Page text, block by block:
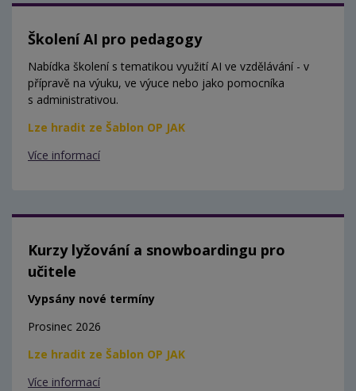
Školení AI pro pedagogy
Nabídka školení s tematikou využití AI ve vzdělávání - v
přípravě na výuku, ve výuce nebo jako pomocníka
s administrativou.
Lze hradit ze Šablon OP JAK
Více informací
Kurzy lyžování a snowboardingu pro
učitele
Vypsány nové termíny
Prosinec 2026
Lze hradit ze Šablon OP JAK
Více informací